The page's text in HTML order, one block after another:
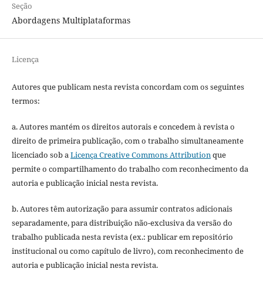
Seção
Abordagens Multiplataformas
Licença
Autores que publicam nesta revista concordam com os seguintes
termos:
a. Autores mantém os direitos autorais e concedem à revista o
direito de primeira publicação, com o trabalho simultaneamente
licenciado sob aLicença Creative Commons Attributionque
permite o compartilhamento do trabalho com reconhecimento da
autoria e publicação inicial nesta revista.
b. Autores têm autorização para assumir contratos adicionais
separadamente, para distribuição não-exclusiva da versão do
trabalho publicada nesta revista (ex.: publicar em repositório
institucional ou como capítulo de livro), com reconhecimento de
autoria e publicação inicial nesta revista.